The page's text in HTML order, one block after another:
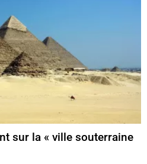
sur la « ville souterraine